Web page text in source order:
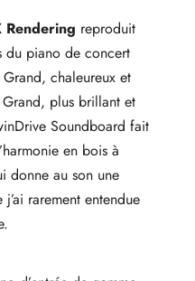
Rendering reproduit
du piano de concert
chaleureux et
plus brillant et
Soundboard fait
en bois à
donne au son une
rarement entendue